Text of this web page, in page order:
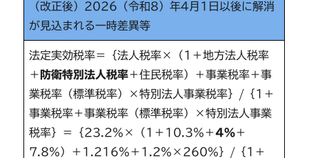
（改正後）2026（令和8）年4月1日以後に解消
が見込まれる一時差異等
法定実効税率＝｛法人税率×（1＋地方法人税率
＋ 防衛特別法人税率＋住民税率）＋事業税率＋事
業税率（標準税率）×特別法人事業税率｝/｛1＋
事業税率＋事業税率（標準税率）×特別法人事業
税率｝＝｛23.2％×（1＋10.3％＋4％＋
7.8％）＋1.216％＋1.2％×260％｝/｛1＋